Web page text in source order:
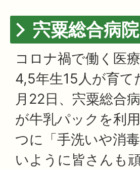
宍粟総合病院
コロナ禍で働く医
4,5年生15人が育
月22日、宍粟総合
が牛乳パックを利
つに「手洗いや消
いように皆さんも